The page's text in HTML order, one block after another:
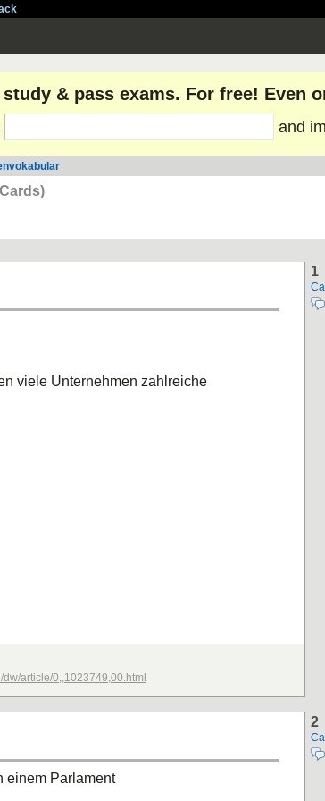
& pass exams. For free! Even
and
1
viele Unternehmen zahlreiche
article/0,,1023749,00.html
2
einem Parlament